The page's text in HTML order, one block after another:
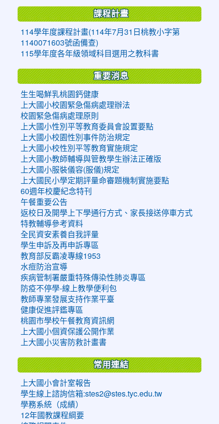
課程計畫
114學年度課程計畫(114年7月31日桃教小字第
1140071603號函備查)
115學年度各年級領域科目選用之教科書
重要消息
生生喝鮮乳桃園鈣健康
上大國小校園緊急傷病處理辦法
校園緊急傷病處理原則
上大國小性別平等教育委員會設置要點
上大國小校園性別事件防治規定
上大國小校性別平等教育實施規定
上大國小教師輔導與管教學生辦法正確版
上大國小服裝儀容(服儀)規定
上大國民小學定期評量命審題機制實施要點
60週年校慶紀念特刊
午餐重要公告
返校日及開學上下學通行方式、家長接送停車方式
特教輔導參考資料
全民資安素養自我評量
學生申訴及再申訴專區
教育部反霸凌專線1953
水痘防治宣導
疾病管制署嚴重特殊傳染性肺炎專區
防疫不停學-線上教學便利包
教師專業發展支持作業平臺
健康促進評鑑專區
桃園市學校午餐教育資訊網
上大國小個資保護公開作業
上大國小災害防救計畫書
常用連結
上大國小會計室報告
學生線上諮詢信箱:stes2@stes.tyc.edu.tw
學務系統（成績）
12年國教課程綱要